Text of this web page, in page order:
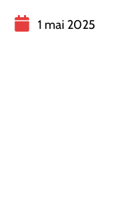
1 mai 2025